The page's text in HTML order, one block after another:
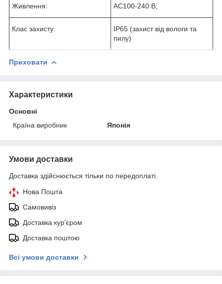
Живлення: AC100-240 В;
Клас захисту:
IP65 (захист від вологи та
пилу)
Приховати
Характеристики
Основні
Країна виробник
Японія
Умови доставки
Доставка здійснюється тільки по передоплаті.
Нова Пошта
Самовивіз
Доставка кур'єром
Доставка поштою
Всі умови доставки